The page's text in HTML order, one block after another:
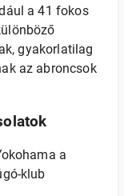
a 41 fokos
gyakorlatilag
az abroncsok
a
klub